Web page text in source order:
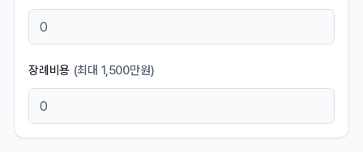
장례비용 (최대 1,500만원)